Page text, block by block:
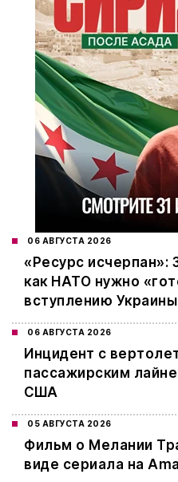
06 АВГУСТА 2026
«Ресурс исчерпан»:
как НАТО нужно
вступлению Украины
06 АВГУСТА 2026
Инцидент с
пассажирским
США
05 АВГУСТА 2026
Фильм о Мелании
виде сериала на